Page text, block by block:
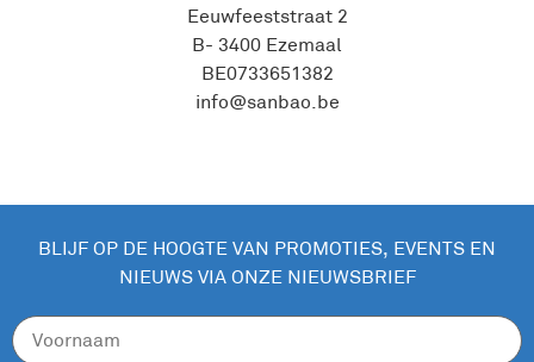
Eeuwfeeststraat 2
B- 3400 Ezemaal
BE0733651382
info@sanbao.be
BLIJF OP DE HOOGTE VAN PROMOTIES, EVENTS EN
NIEUWS VIA ONZE NIEUWSBRIEF